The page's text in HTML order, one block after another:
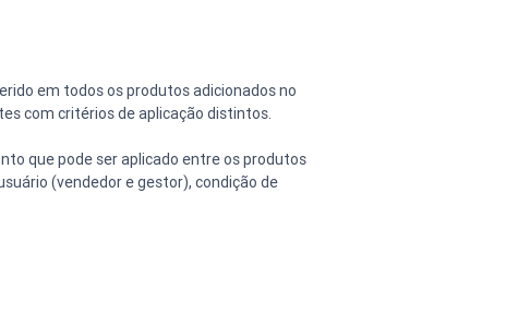
em todos os produtos adicionados no
com critérios de aplicação distintos.
que pode ser aplicado entre os produtos
(vendedor e gestor), condição de